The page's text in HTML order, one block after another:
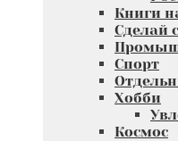
Книги
Сделай
Спорт
Хобби
Космос